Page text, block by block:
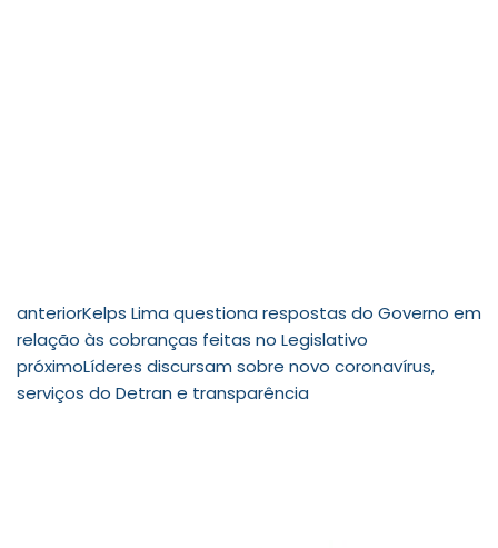
anteriorKelps Lima questiona respostas do Governo em
relação às cobranças feitas no Legislativo
próximoLíderes discursam sobre novo coronavírus,
serviços do Detran e transparência